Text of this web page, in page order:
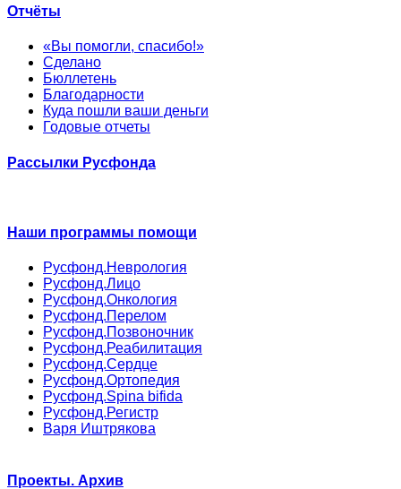
Отчёты
«Вы помогли, спасибо!»
Сделано
Бюллетень
Благодарности
Куда пошли ваши деньги
Годовые отчеты
Рассылки Русфонда
Наши программы помощи
Русфонд.Неврология
Русфонд.Лицо
Русфонд.Онкология
Русфонд.Перелом
Русфонд.Позвоночник
Русфонд.Реабилитация
Русфонд.Сердце
Русфонд.Ортопедия
Русфонд.Spina bifida
Русфонд.Регистр
Варя Иштрякова
Проекты. Архив